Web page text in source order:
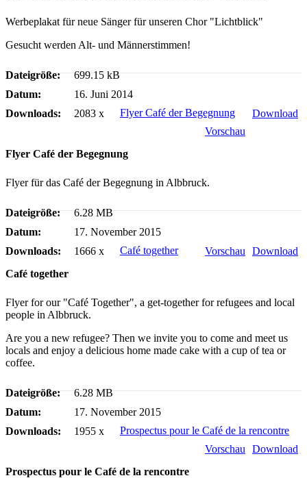
Werbeplakat für neue Sänger für unseren Chor "Lichtblick"
Gesucht werden Alt- und Männerstimmen!
Dateigröße:
699.15 kB
Datum:
16. Juni 2014
Downloads:
2083 x Flyer Café der Begegnung
Download
Vorschau
Flyer Café der Begegnung
Flyer für das Café der Begegnung in Albbruck.
Dateigröße:
6.28 MB
Datum:
17. November 2015
Downloads:
1666 x Café together Download
Vorschau
Café together
Flyer for our "Café Together", a get-together for refugees and local
people in Albbruck.
Are you a new refugee? Then we invite you to come and meet us
locals and enjoy a delicious home made cake with a cup of tea or
coffee.
Dateigröße:
6.28 MB
Datum:
17. November 2015
Downloads:
1955 x
Prospectus pour le Café de la rencontre
Download
Vorschau
Prospectus pour le Café de la rencontre